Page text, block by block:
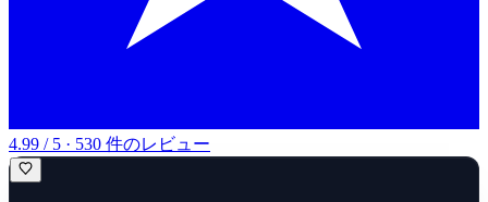
4.99 / 5 · 530 件のレビュー